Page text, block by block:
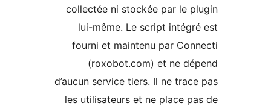
collectée ni stockée par le
lui-même. Le script
fourni et maintenu par
(roxobot.com) et ne
d’aucun service tiers. Il ne
les utilisateurs et ne place